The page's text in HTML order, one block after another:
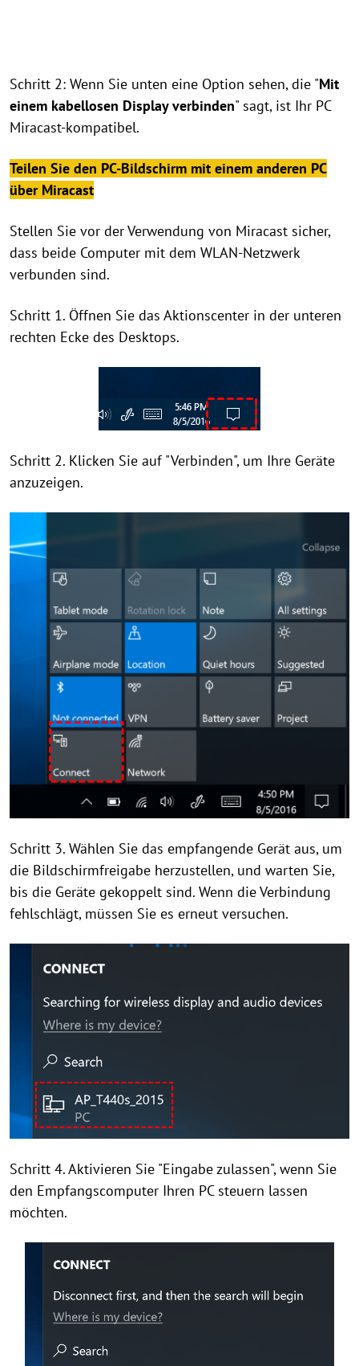
Schritt 2: Wenn Sie unten eine Option sehen, die "Mit
einem kabellosen Display verbinden" sagt, ist Ihr PC
Miracast-kompatibel.
Teilen Sie den PC-Bildschirm mit einem anderen PC
über Miracast
Stellen Sie vor der Verwendung von Miracast sicher,
dass beide Computer mit dem WLAN-Netzwerk
verbunden sind.
Schritt 1. Öffnen Sie das Aktionscenter in der unteren
rechten Ecke des Desktops.
Schritt 2. Klicken Sie auf "Verbinden", um Ihre Geräte
anzuzeigen.
Schritt 3. Wählen Sie das empfangende Gerät aus, um
die Bildschirmfreigabe herzustellen, und warten Sie,
bis die Geräte gekoppelt sind. Wenn die Verbindung
fehlschlägt, müssen Sie es erneut versuchen.
Schritt 4. Aktivieren Sie "Eingabe zulassen", wenn Sie
den Empfangscomputer Ihren PC steuern lassen
möchten.